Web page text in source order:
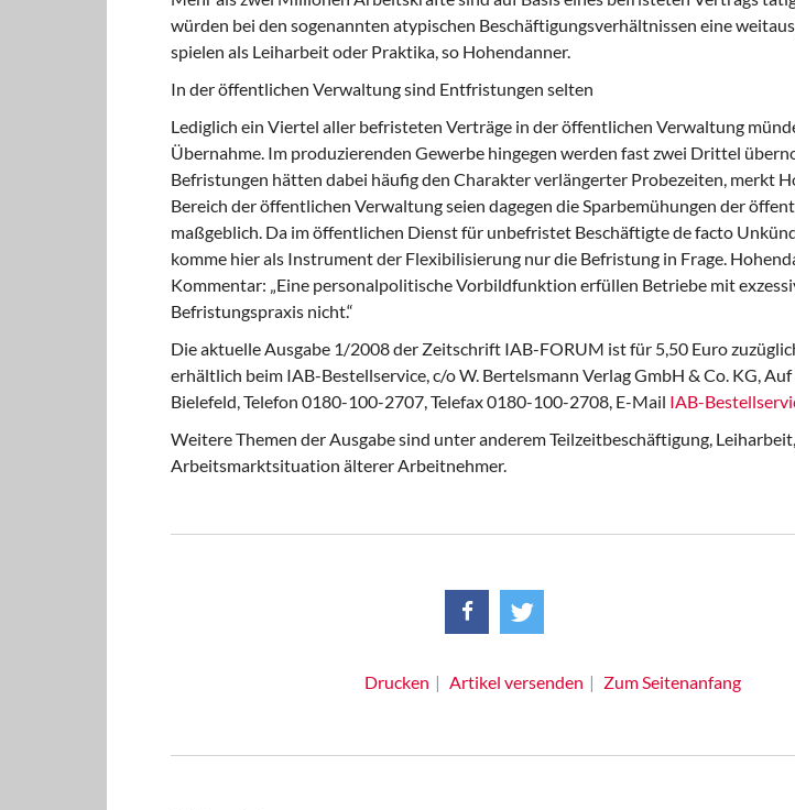
würden bei den sogenannten atypischen Beschäftigungsverhältnissen eine
spielen als Leiharbeit oder Praktika, so Hohendanner.
In der öffentlichen Verwaltung sind Entfristungen selten
Lediglich ein Viertel aller befristeten Verträge in der öffentlichen Verwaltung
Übernahme. Im produzierenden Gewerbe hingegen werden fast zwei Drittel
Befristungen hätten dabei häufig den Charakter verlängerter Probezeiten, merkt
Bereich der öffentlichen Verwaltung seien dagegen die Sparbemühungen der
maßgeblich. Da im öffentlichen Dienst für unbefristet Beschäftigte de facto
komme hier als Instrument der Flexibilisierung nur die Befristung in Frage.
Kommentar: „Eine personalpolitische Vorbildfunktion erfüllen Betriebe mit
Befristungspraxis nicht.“
Die aktuelle Ausgabe 1/2008 der Zeitschrift IAB-FORUM ist für 5,50 Euro
erhältlich beim IAB-Bestellservice, c/o W. Bertelsmann Verlag GmbH & Co. KG, Auf
Bielefeld, Telefon 0180-100-2707, Telefax 0180-100-2708, E-Mail IAB-
Weitere Themen der Ausgabe sind unter anderem Teilzeitbeschäftigung,
Arbeitsmarktsituation älterer Arbeitnehmer.
Drucken Artikel versenden Zum Seitenanfang